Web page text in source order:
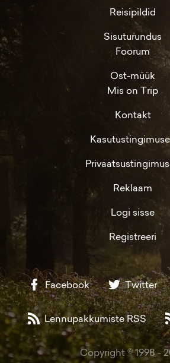
Reisipildid
Sisuturundus
Foorum
Ost-müük
Mis on Trip
Kontakt
Reklaam
Logi sisse
Registreeri
Facebook Twitter
Lennupakkumiste RSS
Copyright © 1998 -